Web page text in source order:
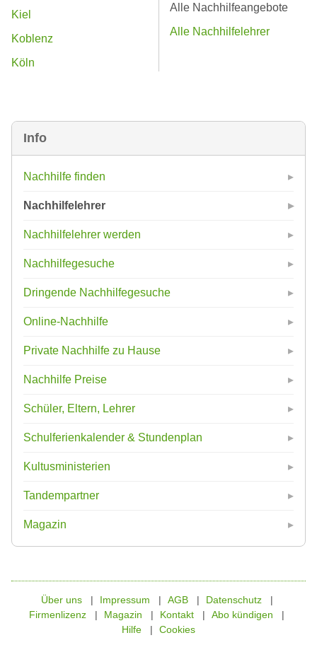
Info
Nachhilfe finden
Nachhilfelehrer
Nachhilfelehrer werden
Nachhilfegesuche
Dringende Nachhilfegesuche
Online-Nachhilfe
Private Nachhilfe zu Hause
Nachhilfe Preise
Schüler, Eltern, Lehrer
Schulferienkalender & Stundenplan
Kultusministerien
Tandempartner
Magazin
Kiel
Koblenz
Köln
Alle Nachhilfeangebote
Alle Nachhilfelehrer
Über uns Impressum AGB
Datenschutz
Firmenlizenz
Magazin Kontakt
Abo kündigen
Hilfe
Cookies